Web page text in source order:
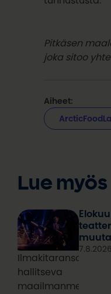
Pitkäsen
joka sitoo
Aiheet:
Lue myös
Ilmakitaransoiton
hallitseva
maailmanmestari
muuta
7.8.2026